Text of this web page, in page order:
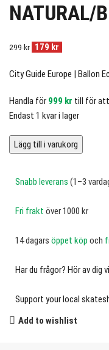
NATURAL/
299kr 179 kr
City Guide Europe | Ballon
Handla för 999 kr till för
Endast 1 kvar i lager
Lägg till i varukorg
Snabb leverans (1–3
Fri frakt över 1000 kr
14 dagars öppet köp och
Har du frågor? Hör av dig
Support your local
Add to wishlist